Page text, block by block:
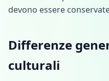
devono essere
Differenze
culturali